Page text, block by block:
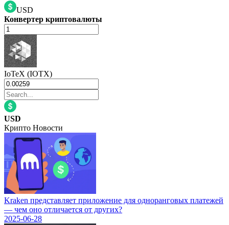
USD
Конвертер криптовалюты
IoTeX (IOTX)
USD
Крипто Новости
Kraken представляет приложение для одноранговых платежей
— чем оно отличается от других?
2025-06-28